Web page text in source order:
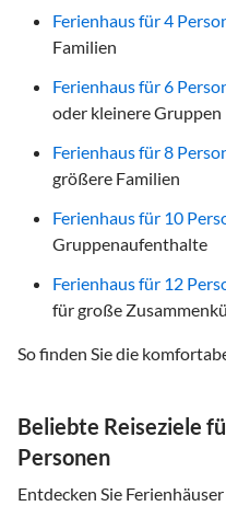
Ferienhaus für 4
Familien
Ferienhaus für 6
oder kleinere Gruppen
Ferienhaus für 8
größere Familien
Ferienhaus für 10
Gruppenaufenthalte
Ferienhaus für 12
für große
So finden Sie die
Beliebte Reiseziele
Personen
Entdecken Sie